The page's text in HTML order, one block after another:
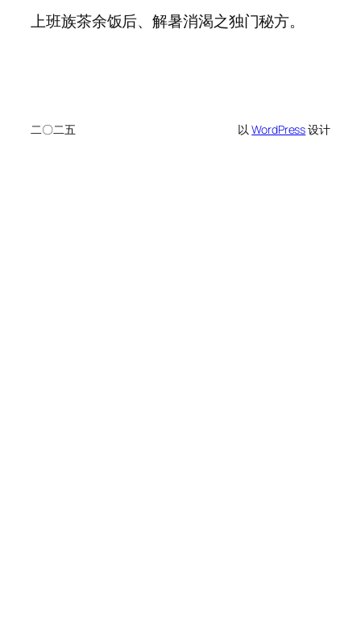
上班族茶余饭后、解暑消渴之独门秘方。
二〇二五 以WordPress设计